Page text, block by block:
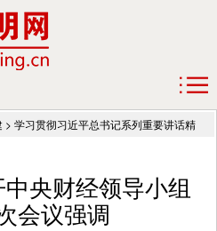
> 学习贯彻习近平总书记系列重要讲话精
央财经领导小组
会议强调